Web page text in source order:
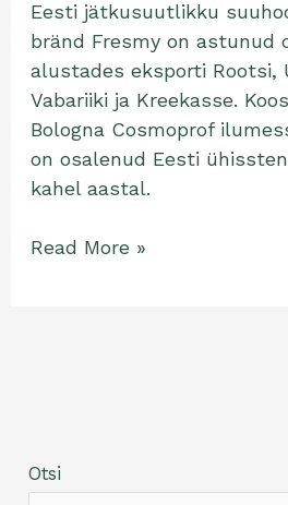
Eesti jätkusuutlikku
bränd Fresmy on astunud
alustades eksporti Rootsi,
Vabariiki ja Kreekasse.
Bologna Cosmoprof
on osalenud Eesti
kahel aastal.
Read More »
Otsi